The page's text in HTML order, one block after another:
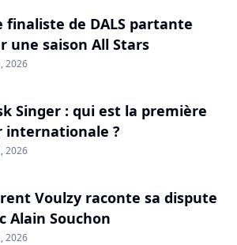
finaliste de DALS partante
une saison All Stars
2026
Singer : qui est la première
internationale ?
2026
Voulzy raconte sa dispute
Alain Souchon
2026